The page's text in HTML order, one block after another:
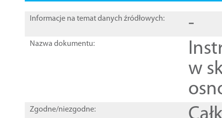
Informacje na temat danych źródłowych: -
Nazwa dokumentu:
w
Zgodne/niezgodne: